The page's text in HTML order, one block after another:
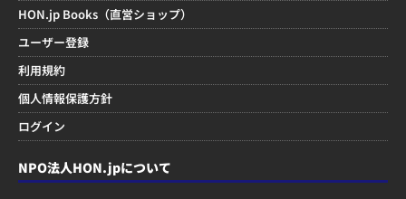
HON.jp Books（直営ショップ）
ユーザー登録
利用規約
個人情報保護方針
ログイン
NPO法人HON.jpについて